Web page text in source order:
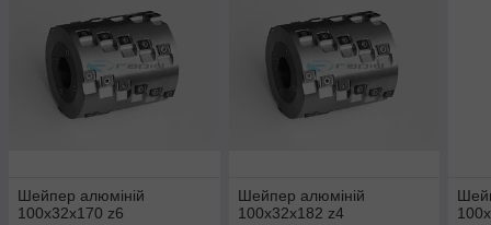
Шейпер алюміній
100х32х170 z6
Шейпер алюміній
100х32х182 z4